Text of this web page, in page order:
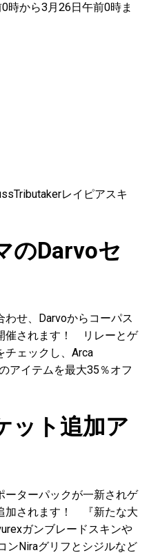
時から3月26日午前0時ま
レイピアスキ
のDarvoセ
せ、Darvoからコーパス
催されます！ リレーとゲ
チェックし、Arca
アイテムを最大35％オフ
ット追加ア
ーターパックが一新されゲ
加されます！ 『新たな大
ガンブレードスキンや
ンNiraグリフとシジルなど